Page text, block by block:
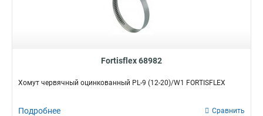
Fortisflex 68982
Хомут червячный оцинкованный PL-9 (12-20)/W1 FORTISFLEX
Подробнее Сравнить